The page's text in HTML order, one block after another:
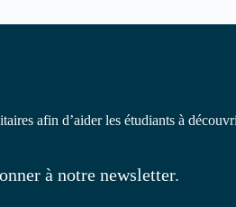
afin d’aider les étudiants à
à notre newsletter.